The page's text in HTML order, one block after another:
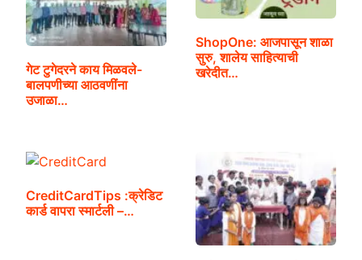
गेट टुगेदरने काय मिळवले-
बालपणीच्या आठवणींना
उजाळा…
ShopOne: आजपासून शाळा
सुरु, शालेय साहित्याची
खरेदीत…
CreditCardTips :क्रेडिट
कार्ड वापरा स्मार्टली –…